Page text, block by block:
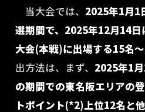
当大会では、 2025年1月1
選期間で、2025年12月14
大会(本戦)に出場する15名
出方法は、まず、 2025年1
の期間での東名阪エリアの
トポイント(*2)上位12名と